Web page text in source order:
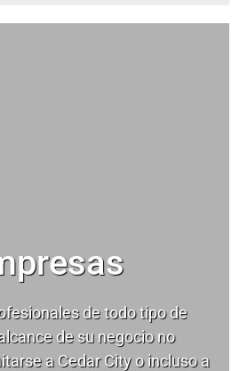
de todo tipo de
de su negocio no
a Cedar City o incluso a